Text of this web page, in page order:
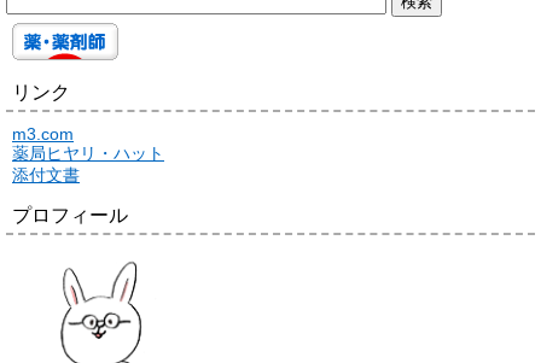
リンク
m3.com
薬局ヒヤリ・ハット
添付文書
プロフィール